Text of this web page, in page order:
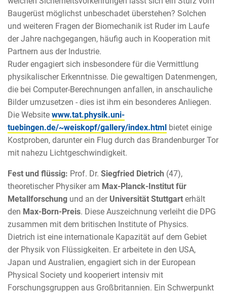
Baugerüst möglichst unbeschadet überstehen? Solchen
und weiteren Fragen der Biomechanik ist Ruder im Laufe
der Jahre nachgegangen, häufig auch in Kooperation mit
Partnern aus der Industrie.
Ruder engagiert sich insbesondere für die Vermittlung
physikalischer Erkenntnisse. Die gewaltigen Datenmengen,
die bei Computer-Berechnungen anfallen, in anschauliche
Bilder umzusetzen - dies ist ihm ein besonderes Anliegen.
Die Website www.tat.physik.uni-
tuebingen.de/~weiskopf/gallery/index.html bietet einige
Kostproben, darunter ein Flug durch das Brandenburger Tor
mit nahezu Lichtgeschwindigkeit.
Fest und flüssig: Prof. Dr. Siegfried Dietrich (47),
theoretischer Physiker am Max-Planck-Institut für
Metallforschung und an der Universität Stuttgart erhält
den Max-Born-Preis. Diese Auszeichnung verleiht die DPG
zusammen mit dem britischen Institute of Physics.
Dietrich ist eine internationale Kapazität auf dem Gebiet
der Physik von Flüssigkeiten. Er arbeitete in den USA,
Japan und Australien, engagiert sich in der European
Physical Society und kooperiert intensiv mit
Forschungsgruppen aus Großbritannien. Ein Schwerpunkt